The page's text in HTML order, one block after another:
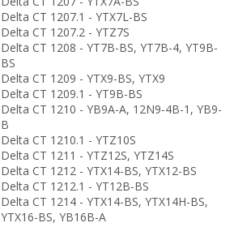
Delta CT 1207.1 - YTX7L-BS
Delta CT 1207.2 - YTZ7S
Delta CT 1208 - YT7B-BS, YT7B-4, YT9B-
BS
Delta CT 1209 - YTX9-BS, YTX9
Delta CT 1209.1 - YT9B-BS
Delta CT 1210 - YB9A-A, 12N9-4B-1, YB9-
B
Delta CT 1210.1 - YTZ10S
Delta CT 1211 - YTZ12S, YTZ14S
Delta CT 1212 - YTX14-BS, YTX12-BS
Delta CT 1212.1 - YT12B-BS
Delta CT 1214 - YTX14-BS, YTX14H-BS,
YTX16-BS, YB16B-A